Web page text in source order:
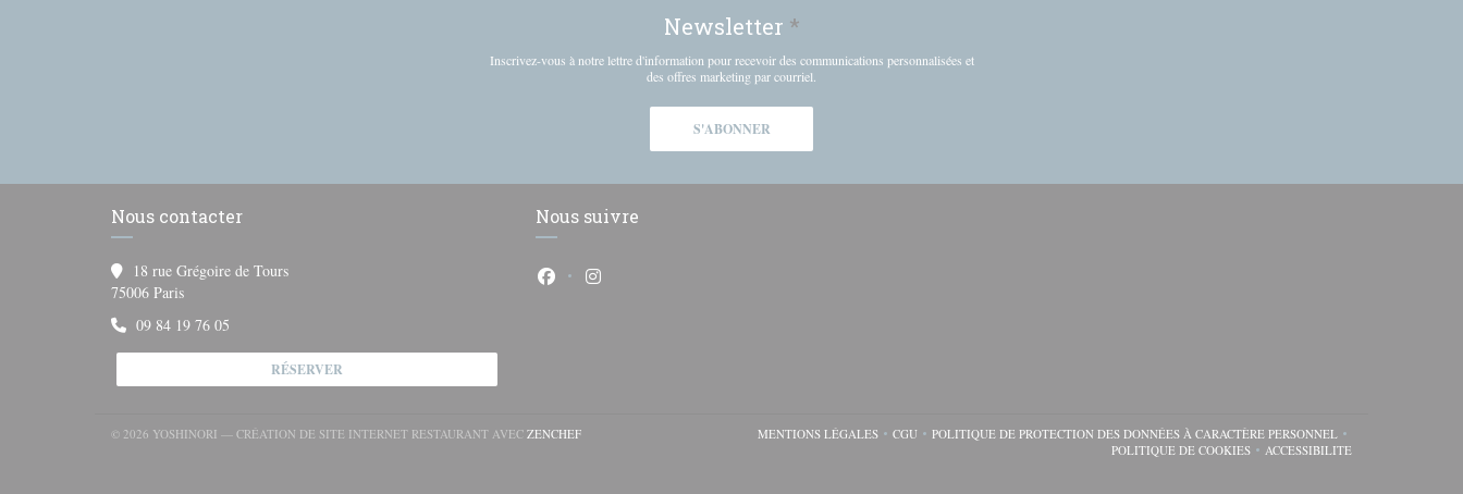
Newsletter *
Inscrivez-vous à notre lettre d'information pour recevoir des communications personnalisées et
des offres marketing par courriel.
S'ABONNER
Nous contacter
18 rue Grégoire de Tours
75006 Paris((ouvre une nouvelle fenêtre))
09 84 19 76 05
RÉSERVER
Nous suivre
Facebook ((ouvre une nouvelle fenêtre))
Instagram ((ouvre une nouvelle fenêtre))
© 2026 YOSHINORI — CRÉATION DE SITE INTERNET RESTAURANT AVEC ZENCHEF((OUVRE UNE NOUVELLE FENÊTRE))MENTIONS LÉGALES((OUVRE UNE NOUVELLE FENÊTRE))
CGU((OUVRE UNE NOUVELLE FENÊTRE))
POLITIQUE DE PROTECTION DES DONNÉES À CARACTÈRE PERSONNEL
((OUVRE UNE NOUVELLE FENÊTRE))
POLITIQUE DE COOKIES((OUVRE UNE NOUVELLE FENÊTRE))
ACCESSIBILITE((OUVRE UNE NOUVELLE